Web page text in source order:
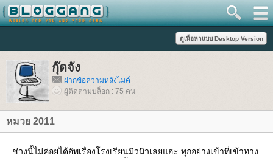
กุ๊ดจัง
ฝากข้อความหลังไมค์
ผู้ติดตามบล็อก : 75 คน
หมวย 2011
ช่วงนี้ไม่ค่อยได้อัพเรื่องโรงเรียนมิวมิวเลยแฮะ ทุกอย่างเข้าที่เข้าทาง